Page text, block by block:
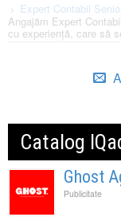
Expert Contabil
Angajăm Expert
cu experiență, care să
Catalog
Ghost
Publicitate